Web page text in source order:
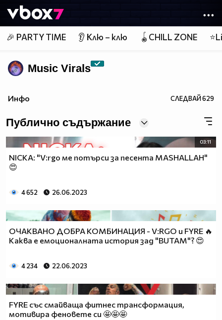
👾
🎉 PARTY TIME 👂 Клю – клю 🪀CHILL ZONE
Music Virals
Инфо СЛЕДВАЙ629
Публично съдържание
03:11
NICKA: "V:rgo ме потърси за песента MASHALLAH"
😍
4 652 26.06.2023
ОЧАКВАНО ДОБРА КОМБИНАЦИЯ - V:RGO и FYRE 🔥
Каква е емоционалната история зад "BUTAM"? 😍
4 234 22.06.2023
FYRE със смайваща фитнес трансформация,
мотивира феновете си 🤩🤩🤩